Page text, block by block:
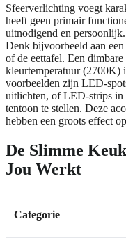
Sfeerverlichting voegt
heeft geen primair
uitnodigend en
Denk bijvoorbeeld aan
of de eettafel. Een
kleurtemperatuur (2700K)
voorbeelden zijn LED-
uitlichten, of LED-strips in
tentoon te stellen. Deze
hebben een groots effect
De Slimme
Jou Werkt
Categorie